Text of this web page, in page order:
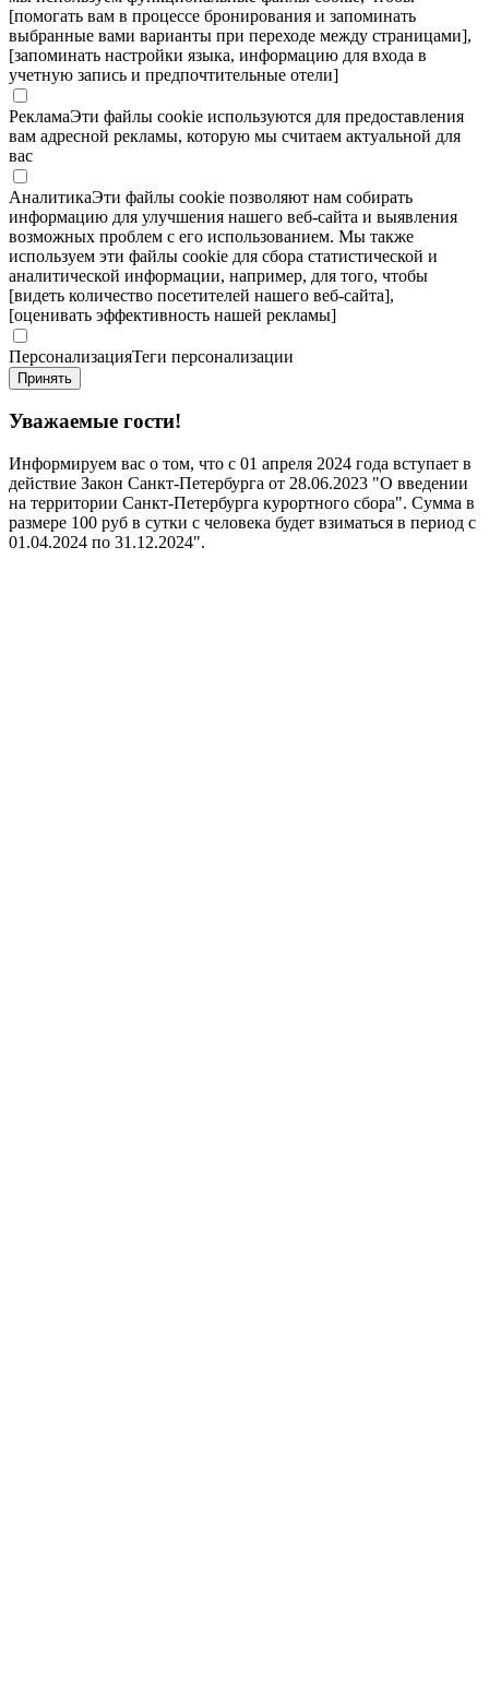
[помогать вам в процессе бронирования и запоминать
выбранные вами варианты при переходе между страницами],
[запоминать настройки языка, информацию для входа в
учетную запись и предпочтительные отели]
РекламаЭти файлы cookie используются для предоставления
вам адресной рекламы, которую мы считаем актуальной для
вас
АналитикаЭти файлы cookie позволяют нам собирать
информацию для улучшения нашего веб-сайта и выявления
возможных проблем с его использованием. Мы также
используем эти файлы cookie для сбора статистической и
аналитической информации, например, для того, чтобы
[видеть количество посетителей нашего веб-сайта],
[оценивать эффективность нашей рекламы]
ПерсонализацияТеги персонализации
Принять
Уважаемые гости!
Информируем вас о том, что с 01 апреля 2024 года вступает в
действие Закон Санкт-Петербурга от 28.06.2023 "О введении
на территории Санкт-Петербурга курортного сбора". Сумма в
размере 100 руб в сутки с человека будет взиматься в период с
01.04.2024 по 31.12.2024".